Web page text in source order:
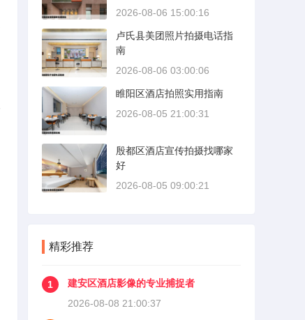
2026-08-06 15:00:16
卢氏县美团照片拍摄电话指
南
2026-08-06 03:00:06
睢阳区酒店拍照实用指南
2026-08-05 21:00:31
殷都区酒店宣传拍摄找哪家
好
2026-08-05 09:00:21
精彩推荐
1
建安区酒店影像的专业捕捉者
2026-08-08 21:00:37